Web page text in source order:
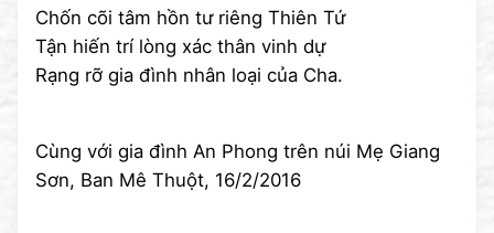
Chốn cõi tâm hồn tư riêng Thiên Tứ
Tận hiến trí lòng xác thân vinh dự
Rạng rỡ gia đình nhân loại của Cha.
Cùng với gia đình An Phong trên núi Mẹ Giang
Sơn, Ban Mê Thuột, 16/2/2016